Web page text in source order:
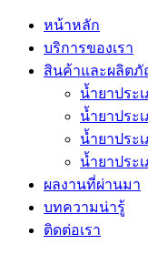
หน้าหลัก
บริการของเรา
สินค้าและผลิต
น้ำยาประ
น้ำยาประ
น้ำยาประ
น้ำยาประ
ผลงานที่ผ่านมา
บทความน่ารู้
ติดต่อเรา